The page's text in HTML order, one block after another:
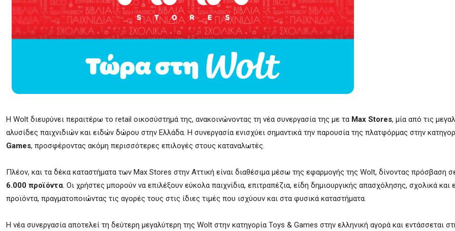
Η Wolt διευρύνει περαιτέρω το retail οικοσύστημά της, ανακοινώνοντας τη νέα συνεργασία της με τα Max Stores, μία από τις
αλυσίδες παιχνιδιών και ειδών δώρου στην Ελλάδα. Η συνεργασία ενισχύει σημαντικά την παρουσία της πλατφόρμας στην
Games, προσφέροντας ακόμη περισσότερες επιλογές στους καταναλωτές.
Πλέον, και τα δέκα καταστήματα των Max Stores στην Αττική είναι διαθέσιμα μέσω της εφαρμογής της Wolt, δίνοντας πρόσβαση
6.000 προϊόντα. Οι χρήστες μπορούν να επιλέξουν εύκολα παιχνίδια, επιτραπέζια, είδη δημιουργικής απασχόλησης, σχολικά και
προϊόντα, πραγματοποιώντας τις αγορές τους στις ίδιες τιμές που ισχύουν και στα φυσικά καταστήματα.
Η νέα συνεργασία αποτελεί τη δεύτερη μεγαλύτερη της Wolt στην κατηγορία Toys & Games στην ελληνική αγορά και εντάσσεται